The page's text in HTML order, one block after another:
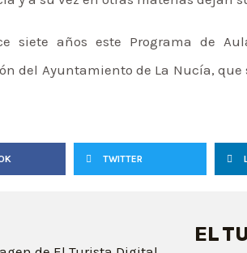
siete años este Programa de
del Ayuntamiento de La Nucía,
TWITTER
EL